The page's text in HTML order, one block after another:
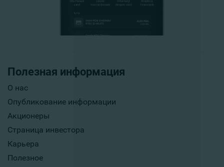
Полезная информация
О нас
Опубликование информации
Акционеры
Страница инвестора
Карьера
Полезное